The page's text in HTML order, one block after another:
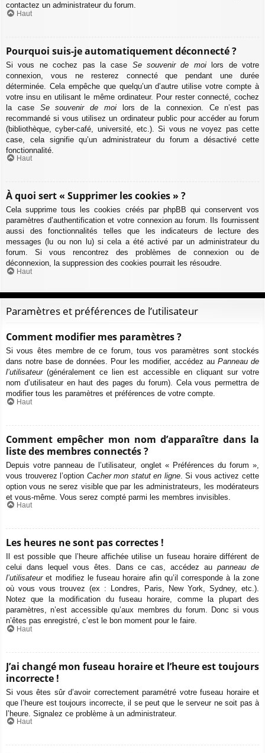
contactez un administrateur du forum.
Haut
Pourquoi suis-je automatiquement déconnecté ?
Si vous ne cochez pas la case Se souvenir de moilors de votre
connexion, vous ne resterez connecté que pendant une durée
déterminée. Cela empêche que quelqu’un d’autre utilise votre compte à
votre insu en utilisant le même ordinateur. Pour rester connecté, cochez
la case Se souvenir de moilors de la connexion. Ce n’est pas
recommandé si vous utilisez un ordinateur public pour accéder au forum
(bibliothèque, cyber-café, université, etc.). Si vous ne voyez pas cette
case, cela signifie qu’un administrateur du forum a désactivé cette
fonctionnalité.
Haut
À quoi sert « Supprimer les cookies » ?
Cela supprime tous les cookies créés par phpBB qui conservent vos
paramètres d’authentification et votre connexion au forum. Ils fournissent
aussi des fonctionnalités telles que les indicateurs de lecture des
messages (lu ou non lu) si cela a été activé par un administrateur du
forum. Si vous rencontrez des problèmes de connexion ou de
déconnexion, la suppression des cookies pourrait les résoudre.
Haut
Paramètres et préférences de l’utilisateur
Comment modifier mes paramètres ?
Si vous êtes membre de ce forum, tous vos paramètres sont stockés
dans notre base de données. Pour les modifier, accédez au Panneau de
l’utilisateur(généralement ce lien est accessible en cliquant sur votre
nom d’utilisateur en haut des pages du forum). Cela vous permettra de
modifier tous les paramètres et préférences de votre compte.
Haut
Comment empêcher mon nom d’apparaître dans la
liste des membres connectés ?
Depuis votre panneau de l’utilisateur, onglet « Préférences du forum »,
vous trouverez l’option Cacher mon statut en ligne. Si vous activez cette
option vous ne serez visible que par les administrateurs, les modérateurs
et vous-même. Vous serez compté parmi les membres invisibles.
Haut
Les heures ne sont pas correctes !
Il est possible que l’heure affichée utilise un fuseau horaire différent de
celui dans lequel vous êtes. Dans ce cas, accédez aupanneau de
l’utilisateuret modifiez le fuseau horaire afin qu’il corresponde à la zone
où vous vous trouvez (ex : Londres, Paris, New York, Sydney, etc.).
Notez que la modification du fuseau horaire, comme la plupart des
paramètres, n’est accessible qu’aux membres du forum. Donc si vous
n’êtes pas enregistré, c’est le bon moment pour le faire.
Haut
J’ai changé mon fuseau horaire et l’heure est toujours
incorrecte !
Si vous êtes sûr d’avoir correctement paramétré votre fuseau horaire et
que l’heure est toujours incorrecte, il se peut que le serveur ne soit pas à
l’heure. Signalez ce problème à un administrateur.
Haut